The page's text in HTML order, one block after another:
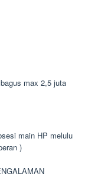
max 2,5 juta
main HP melulu
)